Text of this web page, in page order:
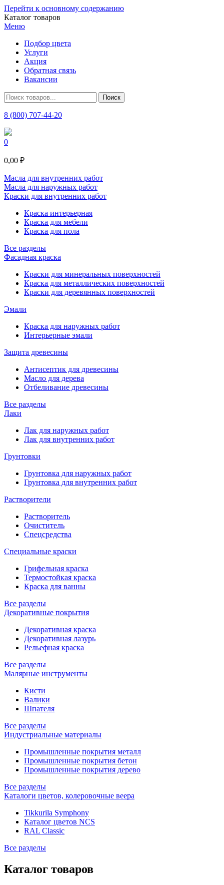
Перейти к основному содержанию
Каталог товаров
Меню
Подбор цвета
Услуги
Акция
Обратная связь
Вакансии
8 (800) 707-44-20
0
0,00 ₽
Масла для внутренних работ
Масла для наружных работ
Краски для внутренних работ
Краска интерьерная
Краска для мебели
Краска для пола
Все разделы
Фасадная краска
Краски для минеральных поверхностей
Краска для металлических поверхностей
Краски для деревянных поверхностей
Эмали
Краска для наружных работ
Интерьерные эмали
Защита древесины
Антисептик для древесины
Масло для дерева
Отбеливание древесины
Все разделы
Лаки
Лак для наружных работ
Лак для внутренних работ
Грунтовки
Грунтовка для наружных работ
Грунтовка для внутренних работ
Растворители
Растворитель
Очиститель
Спецсредства
Специальные краски
Грифельная краска
Термостойкая краска
Краска для ванны
Все разделы
Декоративные покрытия
Декоративная краска
Декоративная лазурь
Рельефная краска
Все разделы
Малярные инструменты
Кисти
Валики
Шпателя
Все разделы
Индустриальные материалы
Промышленные покрытия металл
Промышленные покрытия бетон
Промышленные покрытия дерево
Все разделы
Каталоги цветов, колеровочные веера
Tikkurila Symphony
Каталог цветов NCS
RAL Classic
Все разделы
Каталог товаров